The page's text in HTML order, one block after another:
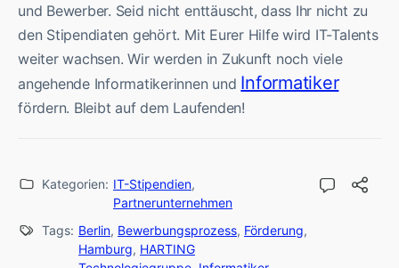
und Bewerber. Seid nicht enttäuscht, dass Ihr nicht zu
den Stipendiaten gehört. Mit Eurer Hilfe wird IT-Talents
weiter wachsen. Wir werden in Zukunft noch viele
angehende Informatikerinnen und Informatiker
fördern. Bleibt auf dem Laufenden!
Kategorien: IT-Stipendien,
Partnerunternehmen
Tags: Berlin, Bewerbungsprozess, Förderung,
Hamburg, HARTING